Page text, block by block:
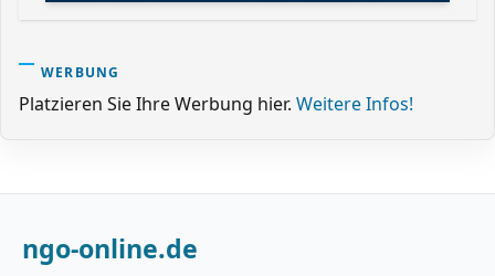
WERBUNG
Platzieren Sie Ihre Werbung hier. Weitere Infos!
ngo-online.de